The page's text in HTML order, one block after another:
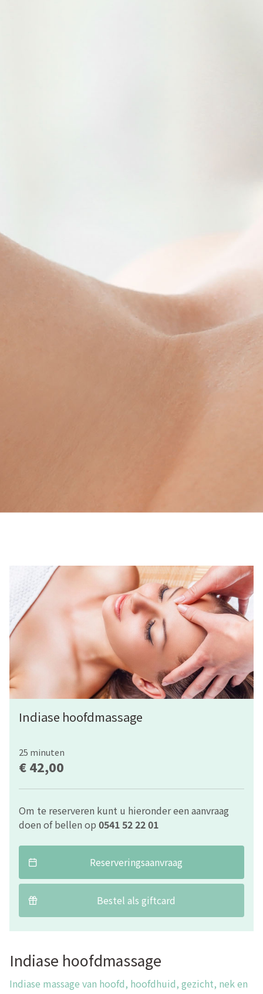
Indiase hoofdmassage
Indiase massage van hoofd, hoofdhuid, gezicht, nek en
Indiase hoofdmassage
25 minuten
€ 42,00
Om te reserveren kunt u hieronder een aanvraag
doen of bellen op 0541 52 22 01
Reserveringsaanvraag
Bestel als giftcard